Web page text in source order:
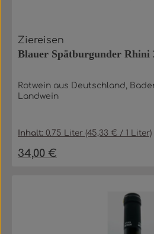
Ziereisen
Blauer Spätburgunder Rhini
Rotwein aus Deutschland,
Landwein
Inhalt:0.75 Liter (45,33 € / 1 Liter)
Regulärer Preis:
34,00 €